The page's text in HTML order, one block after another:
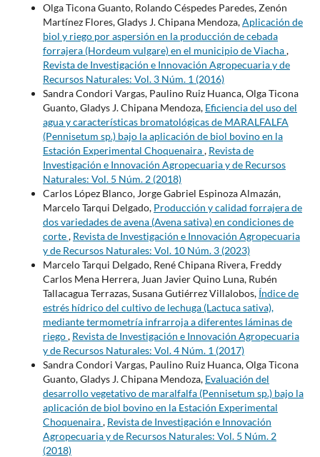
Olga Ticona Guanto, Rolando Céspedes Paredes, Zenón
Martínez Flores, Gladys J. Chipana Mendoza,Aplicación de
biol y riego por aspersión en la producción de cebada
forrajera (Hordeum vulgare) en el municipio de Viacha,
Revista de Investigación e Innovación Agropecuaria y de
Recursos Naturales: Vol. 3 Núm. 1 (2016)
Sandra Condori Vargas, Paulino Ruiz Huanca, Olga Ticona
Guanto, Gladys J. Chipana Mendoza, Eficiencia del uso del
agua y características bromatológicas de MARALFALFA
(Pennisetum sp.) bajo la aplicación de biol bovino en la
Estación Experimental Choquenaira, Revista de
Investigación e Innovación Agropecuaria y de Recursos
Naturales: Vol. 5 Núm. 2 (2018)
Carlos López Blanco, Jorge Gabriel Espinoza Almazán,
Marcelo Tarqui Delgado, Producción y calidad forrajera de
dos variedades de avena (Avena sativa) en condiciones de
corte, Revista de Investigación e Innovación Agropecuaria
y de Recursos Naturales: Vol. 10 Núm. 3 (2023)
Marcelo Tarqui Delgado, René Chipana Rivera, Freddy
Carlos Mena Herrera, Juan Javier Quino Luna, Rubén
Tallacagua Terrazas, Susana Gutiérrez Villalobos, Índice de
estrés hídrico del cultivo de lechuga (Lactuca sativa),
mediante termometría infrarroja a diferentes láminas de
riego, Revista de Investigación e Innovación Agropecuaria
y de Recursos Naturales: Vol. 4 Núm. 1 (2017)
Sandra Condori Vargas, Paulino Ruiz Huanca, Olga Ticona
Guanto, Gladys J. Chipana Mendoza, Evaluación del
desarrollo vegetativo de maralfalfa (Pennisetum sp.) bajo la
aplicación de biol bovino en la Estación Experimental
Choquenaira, Revista de Investigación e Innovación
Agropecuaria y de Recursos Naturales: Vol. 5 Núm. 2
(2018)